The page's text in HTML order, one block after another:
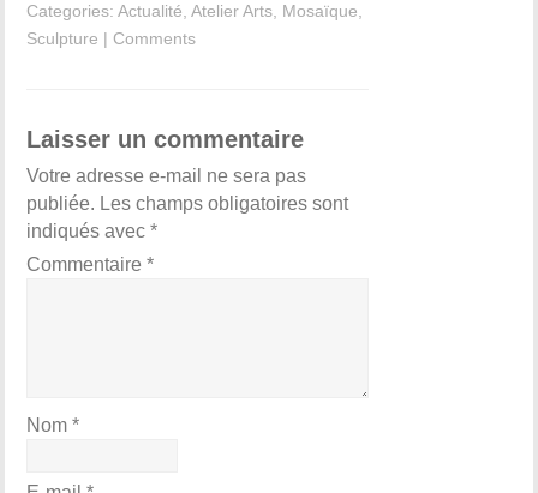
Categories:Actualité ,Atelier Arts Mosaïque
Sculpture | Comments
Laisser un commentaire
Votre adresse e-mail ne sera pas
publiée. Les champs obligatoires sont
indiqués avec*
Commentaire*
Nom*